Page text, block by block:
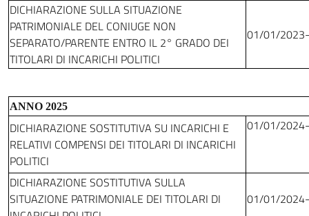
DICHIARAZIONE SULLA SITUAZIONE
PATRIMONIALE DEL CONIUGE NON
SEPARATO/PARENTE ENTRO IL 2° GRADO DEI
TITOLARI DI INCARICHI POLITICI
01/01/
ANNO 2025
DICHIARAZIONE SOSTITUTIVA SU INCARICHI E
RELATIVI COMPENSI DEI TITOLARI DI INCARICHI
POLITICI
01/01/
DICHIARAZIONE SOSTITUTIVA SULLA
SITUAZIONE PATRIMONIALE DEI TITOLARI DI
01/01/